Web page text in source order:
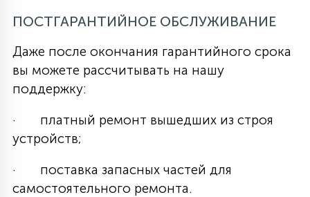
ПОСТГАРАНТИЙНОЕ ОБСЛУЖИВАНИЕ
Даже после окончания гарантийного срока
вы можете рассчитывать на нашу
поддержку:
· платный ремонт вышедших из строя
устройств;
· поставка запасных частей для
самостоятельного ремонта.